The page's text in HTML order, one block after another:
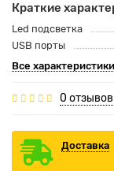
Краткие
Led подсветка
USB порты
Все характеристики
0 отзывов
Доставка